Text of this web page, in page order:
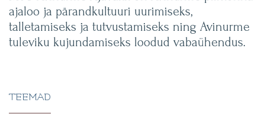
ajaloo ja pärandkultuuri uurimiseks,
talletamiseks ja tutvustamiseks ning Avinurme
tuleviku kujundamiseks loodud vabaühendus.
TEEMAD